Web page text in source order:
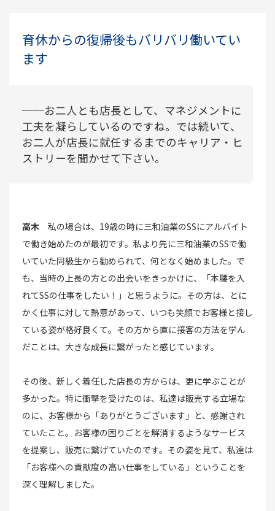
育休からの復帰後もバリバリ働いてい
ます
──お二人とも店長として、マネジメントに
工夫を凝らしているのですね。では続いて、
お二人が店長に就任するまでのキャリア・ヒ
ストリーを聞かせて下さい。
高木 私の場合は、19歳の時に三和油業のSSにアルバイト
で働き始めたのが最初です。私より先に三和油業のSSで働
いていた同級生から勧められて、何となく始めました。で
も、当時の上長の方との出会いをきっかけに、「本腰を入
れてSSの仕事をしたい！」と思うように。その方は、とに
かく仕事に対して熱意があって、いつも笑顔でお客様と接し
ている姿が格好良くて。その方から直に接客の方法を学ん
だことは、大きな成長に繋がったと感じています。
その後、新しく着任した店長の方からは、更に学ぶことが
多かった。特に衝撃を受けたのは、私達は販売する立場な
のに、お客様から「ありがとうございます」と、感謝され
ていたこと。お客様の困りごとを解消するようなサービス
を提案し、販売に繋げていたのです。その姿を見て、私達は
「お客様への貢献度の高い仕事をしている」ということを
深く理解しました。